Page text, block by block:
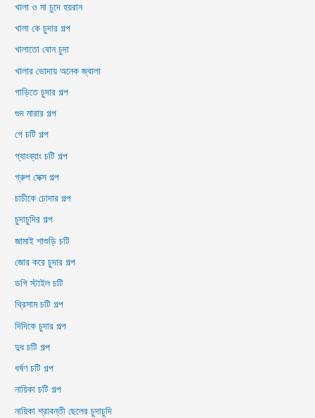
খালা ও মা চুদে হয়রান
খালা কে চুদার গল্প
খালাতো বোন চুদা
খালার ভোদায় অনেক জ্বালা
গাড়িতে চুদার গল্প
গুদ মারার গল্প
গে চটি গল্প
গ্যাংব্যাং চটি গল্প
গ্রুপ সেক্স গল্প
চাচীকে চোদার গল্প
চুদাচুদির গল্প
জামাই শাশুড়ি চটি
জোর করে চুদার গল্প
ডগি স্টাইল চটি
থ্রিসাম চটি গল্প
দিদিকে চুদার গল্প
দুধ চটি গল্প
ধর্ষণ চটি গল্প
নায়িকা চটি গল্প
নায়িকা শ্রাবন্তী ছেলের চুদাচুদি